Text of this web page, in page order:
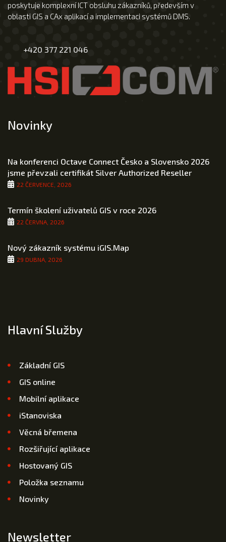
poskytuje komplexní ICT obsluhu zákazníků, především v
oblasti GIS a CAx aplikací a implementaci systémů DMS.
+420 377 221 046
Novinky
Na konferenci Octave Connect Česko a Slovensko 2026
jsme převzali certifikát Silver Authorized Reseller
22 ČERVENCE, 2026
Termín školení uživatelů GIS v roce 2026
22 ČERVNA, 2026
Nový zákazník systému iGIS.Map
29 DUBNA, 2026
Hlavní Služby
Základní GIS
GIS online
Mobilní aplikace
iStanoviska
Věcná břemena
Rozšiřující aplikace
Hostovaný GIS
Položka seznamu
Novinky
Newsletter